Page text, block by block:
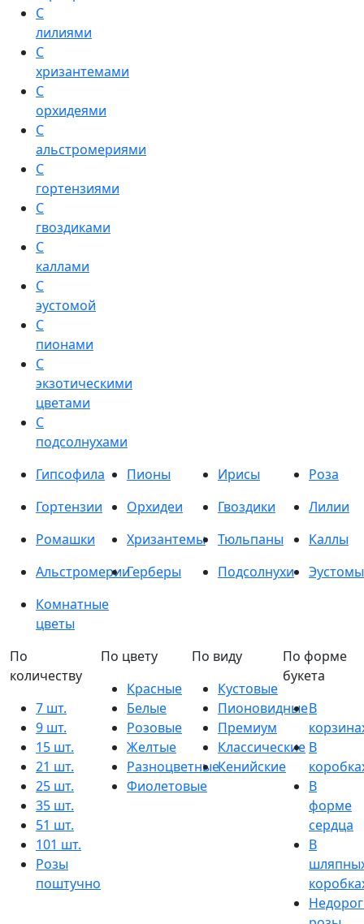
С
лилиями
С
хризантемами
С
орхидеями
С
альстромериями
С
гортензиями
С
гвоздиками
С
каллами
С
эустомой
С
пионами
С
экзотическими
цветами
С
подсолнухами
Гипсофила
Пионы Ирисы
Роза
Гортензии
Орхидеи Гвоздики
Лилии
Ромашки
Хризантемы Тюльпаны
Каллы
АльстромерииГерберы Подсолнухи
Эустомы
Комнатные
цветы
По
количеству
7 шт.
9 шт.
15 шт.
21 шт.
25 шт.
35 шт.
51 шт.
101 шт.
Розы
поштучно
По цвету
Красные
Белые
Розовые
Желтые
Разноцветные
Фиолетовые
По виду
Кустовые
Пионовидные
Премиум
Классические
Кенийские
По форме
букета
В
В
В
форме
сердца
В